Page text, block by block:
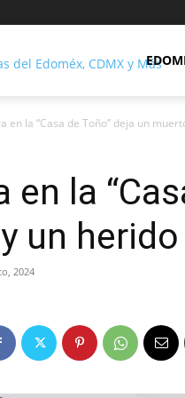
en la “Casa de Toño” deja un
en la
un herido
2024